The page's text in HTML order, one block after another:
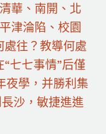
華、南開、北
津淪陷、校園
處往？教導何處
七七事情”后僅
夜學，并勝利集
沙，敏捷進進